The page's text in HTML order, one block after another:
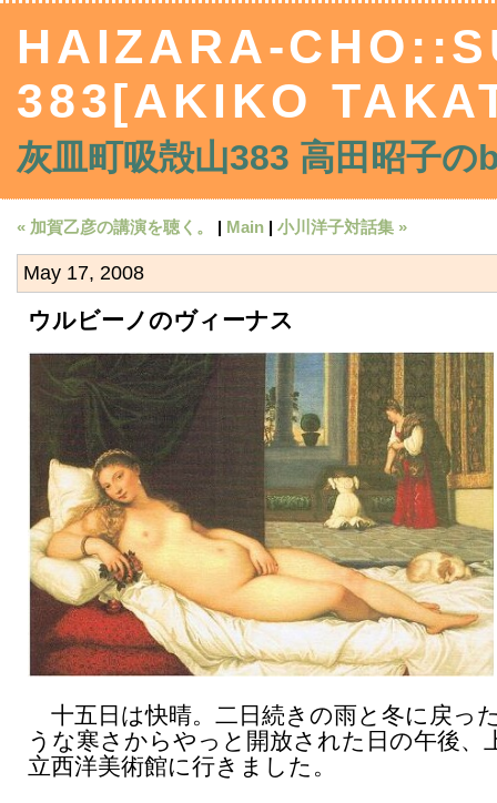
HAIZARA-
383[AKIKO
灰皿町吸殻山383 高田昭子
« 加賀乙彦の講演を聴く。 | Main | 小川洋子対話集 »
May 17, 2008
ウルビーノのヴィーナス
十五日は快晴。二日続きの雨と冬に戻っ
うな寒さからやっと開放された日の午後、
立西洋美術館に行きました。